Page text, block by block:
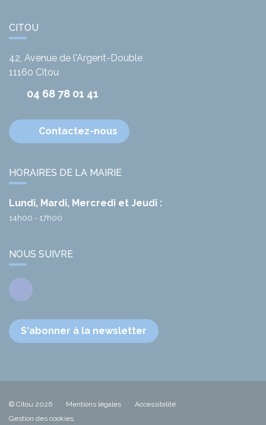
CITOU
42, Avenue de l'Argent-Double
11160 Citou
04 68 78 01 41
Contactez-nous
HORAIRES DE LA MAIRIE
Lundi, Mardi, Mercredi et Jeudi :
14h00 - 17h00
NOUS SUIVRE
Facebook
S'abonner à la newsletter
© Citou 2026 Mentions légales
Accessibilité
Gestion des cookies